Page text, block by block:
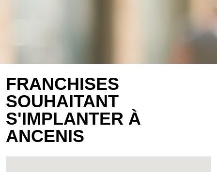
FRANCHISES
SOUHAITANT
S'IMPLANTER À
ANCENIS